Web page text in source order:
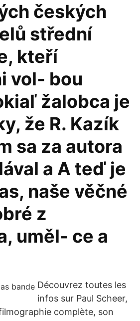
českých
střední
kteří
vol- bou
žalobca je
že R. Kazík
sa za autora
a A teď je
naše věčné
z
uměl- ce a
Découvrez toutes les
infos sur Paul Scheer,
complète, son